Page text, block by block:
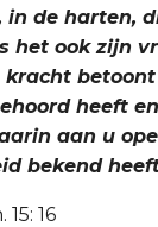
de harten,
het ook zijn
heeft
aan u
bekend
16